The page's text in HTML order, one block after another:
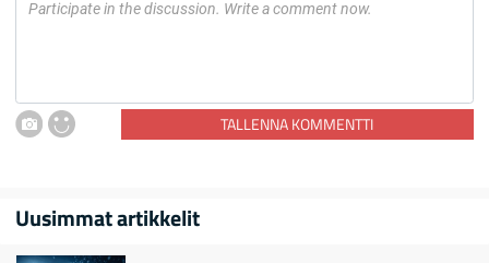
TALLENNA KOMMENTTI
Uusimmat artikkelit